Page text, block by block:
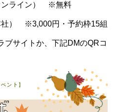
ンライン） ※無料
社） ※3,000円・予約枠15組
ブサイトか、下記DMのQRコ